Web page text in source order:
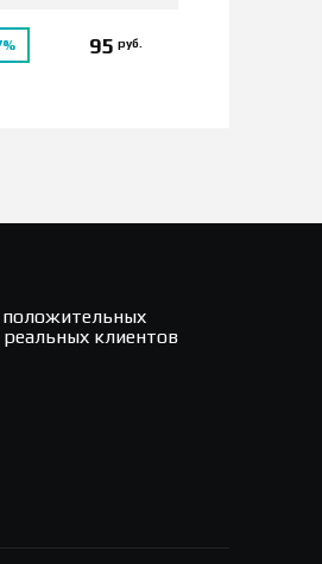
95 руб.
положительных
клиентов